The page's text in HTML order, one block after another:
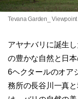
Tevana Garden_ Viewpoint
アヤナバリに誕生
の豊かな自然と日
6ヘクタールのオア
務所の長谷川一真